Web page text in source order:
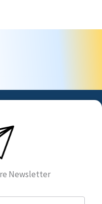
Newsletter